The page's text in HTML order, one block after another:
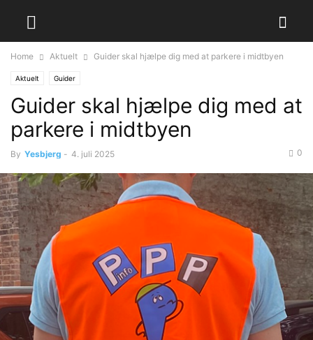
Home Aktuelt Guider skal hjælpe dig med at parkere i midtbyen
Aktuelt Guider
Guider skal hjælpe dig med at
parkere i midtbyen
By Yesbjerg - 4. juli 2025 0